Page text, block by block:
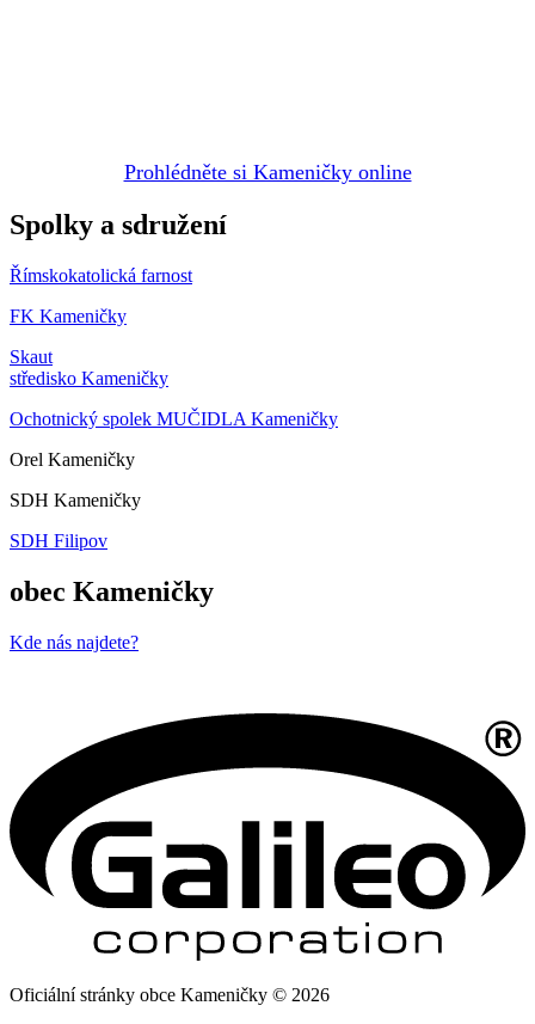
Prohlédněte si Kameničky online
Spolky a sdružení
Římskokatolická farnost
FK Kameničky
Skaut
středisko Kameničky
Ochotnický spolek MUČIDLA Kameničky
Orel Kameničky
SDH Kameničky
SDH Filipov
obec Kameničky
Kde nás najdete?
Oficiální stránky obce Kameničky © 2026